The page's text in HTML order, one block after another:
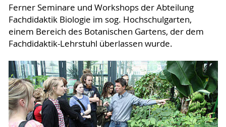
Ferner Seminare und Workshops der Abteilung
Fachdidaktik Biologie im sog. Hochschulgarten,
einem Bereich des Botanischen Gartens, der dem
Fachdidaktik-Lehrstuhl überlassen wurde.